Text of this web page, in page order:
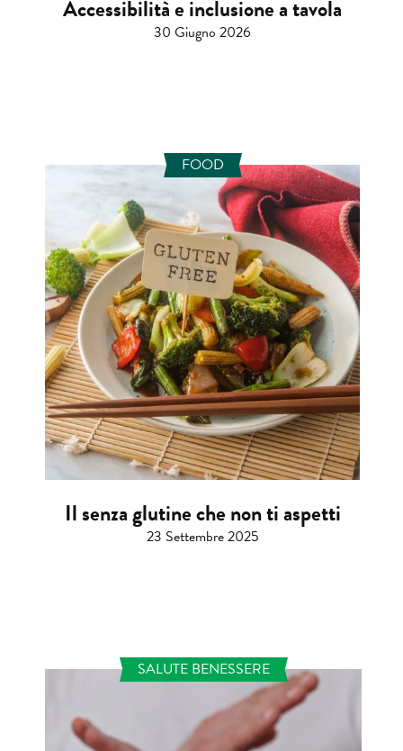
Accessibilità e inclusione a tavola
30 Giugno 2026
FOOD
Il senza glutine che non ti aspetti
23 Settembre 2025
SALUTE BENESSERE